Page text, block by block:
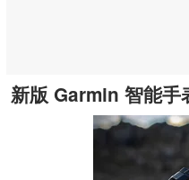
新版 Garmin 智能手